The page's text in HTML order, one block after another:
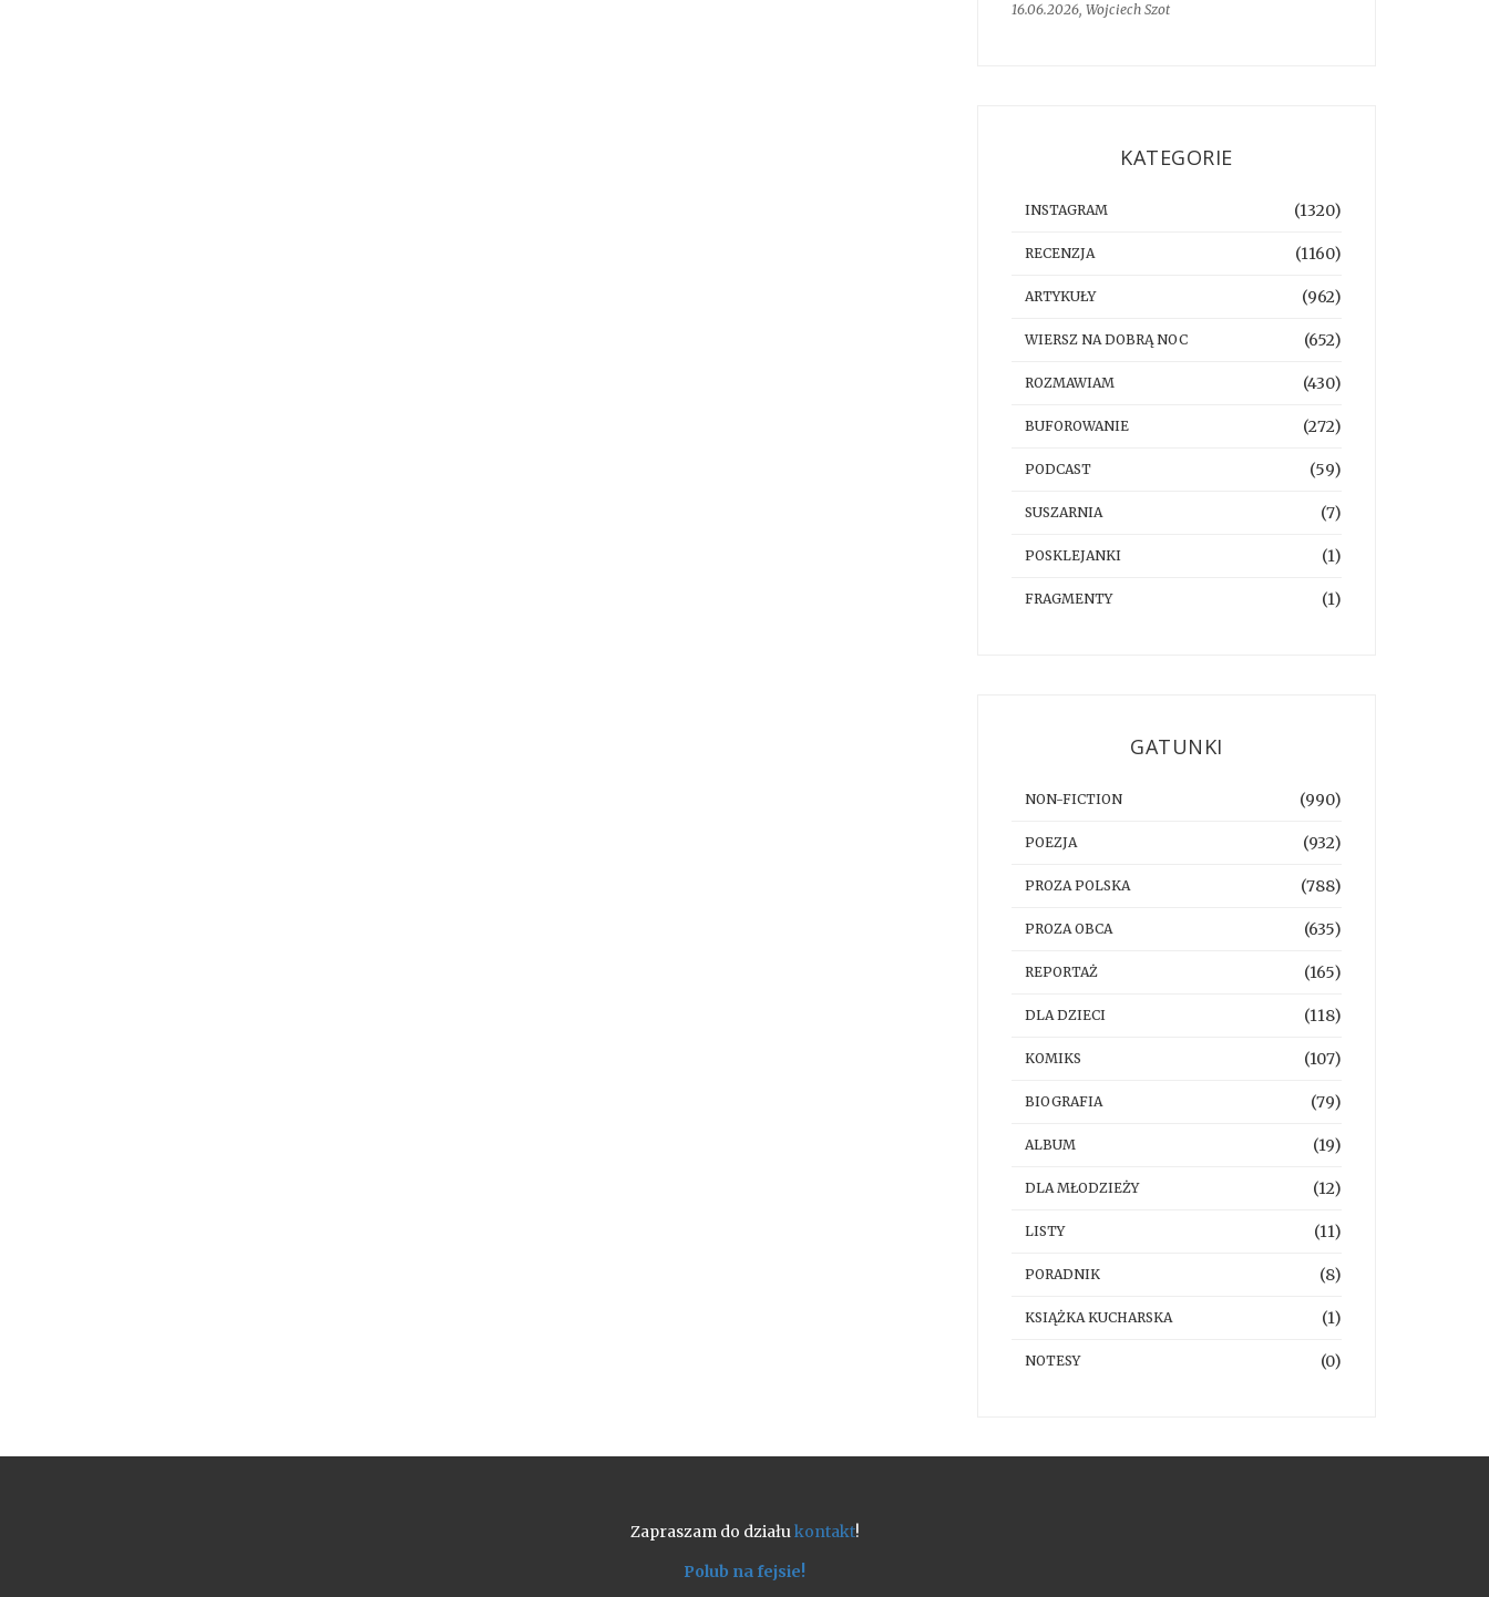
16.06.2026, Wojciech Szot
KATEGORIE
INSTAGRAM (1320)
RECENZJA (1160)
ARTYKUŁY (962)
WIERSZ NA DOBRĄ NOC (652)
ROZMAWIAM (430)
BUFOROWANIE (272)
PODCAST (59)
SUSZARNIA (7)
POSKLEJANKI (1)
FRAGMENTY (1)
GATUNKI
NON-FICTION (990)
POEZJA (932)
PROZA POLSKA (788)
PROZA OBCA (635)
REPORTAŻ (165)
DLA DZIECI (118)
KOMIKS (107)
BIOGRAFIA (79)
ALBUM (19)
DLA MŁODZIEŻY (12)
LISTY (11)
PORADNIK (8)
KSIĄŻKA KUCHARSKA (1)
NOTESY (0)
Zapraszam do działukontakt!
Polub na fejsie!